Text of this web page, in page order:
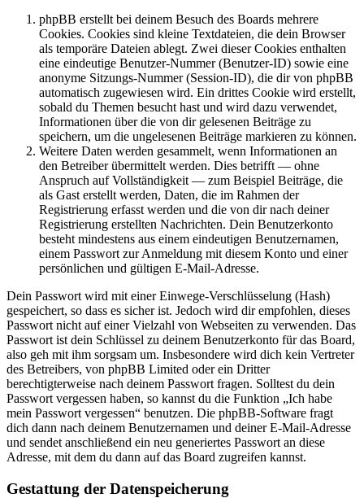
phpBB erstellt bei deinem Besuch des Boards mehrere
Cookies. Cookies sind kleine Textdateien, die dein Browser
als temporäre Dateien ablegt. Zwei dieser Cookies enthalten
eine eindeutige Benutzer-Nummer (Benutzer-ID) sowie eine
anonyme Sitzungs-Nummer (Session-ID), die dir von phpBB
automatisch zugewiesen wird. Ein drittes Cookie wird erstellt,
sobald du Themen besucht hast und wird dazu verwendet,
Informationen über die von dir gelesenen Beiträge zu
speichern, um die ungelesenen Beiträge markieren zu können.
Weitere Daten werden gesammelt, wenn Informationen an
den Betreiber übermittelt werden. Dies betrifft — ohne
Anspruch auf Vollständigkeit — zum Beispiel Beiträge, die
als Gast erstellt werden, Daten, die im Rahmen der
Registrierung erfasst werden und die von dir nach deiner
Registrierung erstellten Nachrichten. Dein Benutzerkonto
besteht mindestens aus einem eindeutigen Benutzernamen,
einem Passwort zur Anmeldung mit diesem Konto und einer
persönlichen und gültigen E-Mail-Adresse.
Dein Passwort wird mit einer Einwege-Verschlüsselung (Hash)
gespeichert, so dass es sicher ist. Jedoch wird dir empfohlen, dieses
Passwort nicht auf einer Vielzahl von Webseiten zu verwenden. Das
Passwort ist dein Schlüssel zu deinem Benutzerkonto für das Board,
also geh mit ihm sorgsam um. Insbesondere wird dich kein Vertreter
des Betreibers, von phpBB Limited oder ein Dritter
berechtigterweise nach deinem Passwort fragen. Solltest du dein
Passwort vergessen haben, so kannst du die Funktion „Ich habe
mein Passwort vergessen“ benutzen. Die phpBB-Software fragt
dich dann nach deinem Benutzernamen und deiner E-Mail-Adresse
und sendet anschließend ein neu generiertes Passwort an diese
Adresse, mit dem du dann auf das Board zugreifen kannst.
Gestattung der Datenspeicherung